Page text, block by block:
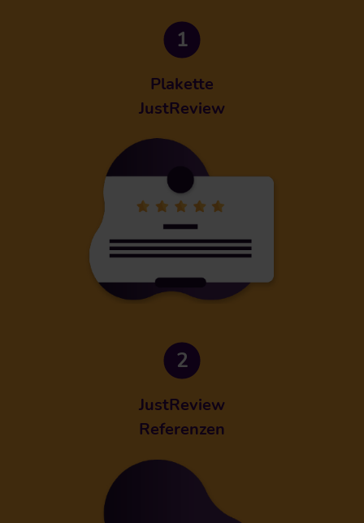
Plakette
JustReview
JustReview
Referenzen